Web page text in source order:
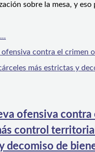
sobre la mesa, y
ofensiva contra
control
decomiso de